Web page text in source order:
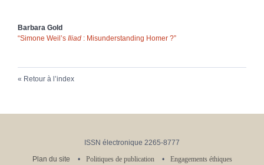
Barbara Gold
“Simone Weil’s Iliad : Misunderstanding Homer ?”
Retour à l’index
ISSN électronique 2265-8777
Plan du site
Politiques de publication
Engagements éthiques